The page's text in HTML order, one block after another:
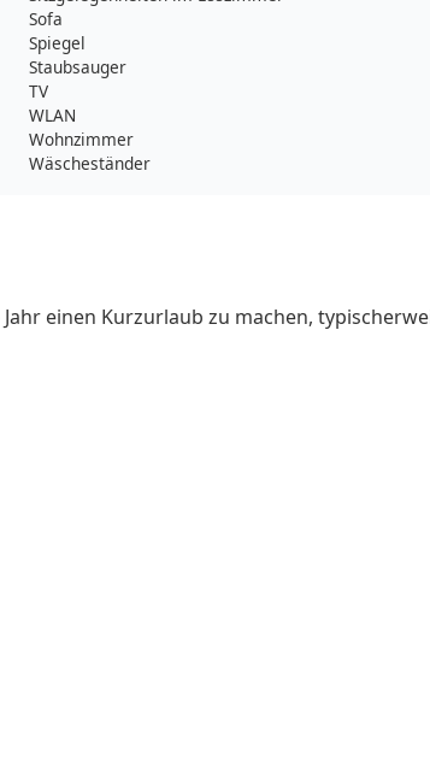
Sofa
Spiegel
Staubsauger
TV
WLAN
Wohnzimmer
Wäscheständer
einen Kurzurlaub zu machen,